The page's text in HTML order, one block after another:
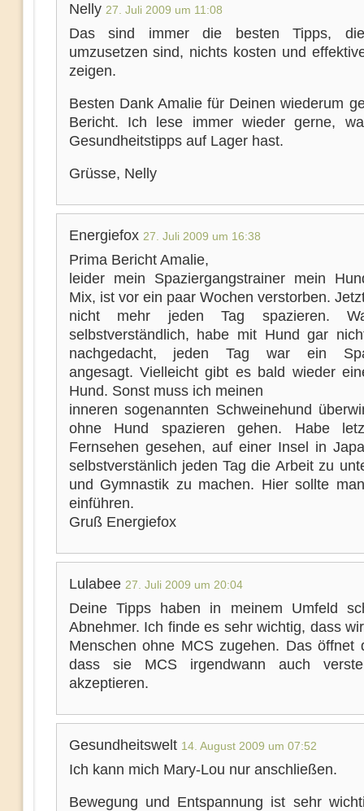
Nelly 27. Juli 2009 um 11:08
Das sind immer die besten Tipps,
umzusetzen sind, nichts kosten und
zeigen.
Besten Dank Amalie für Deinen wiederum
Bericht. Ich lese immer wieder gerne,
Gesundheitstipps auf Lager hast.
Grüsse, Nelly
Energiefox 27. Juli 2009 um 16:38
Prima Bericht Amalie,
leider mein Spaziergangstrainer mein
Mix, ist vor ein paar Wochen verstorben.
nicht mehr jeden Tag spazieren.
selbstverständlich, habe mit Hund gar
nachgedacht, jeden Tag war ein
angesagt. Vielleicht gibt es bald wieder
Hund. Sonst muss ich meinen
inneren sogenannten Schweinehund
ohne Hund spazieren gehen. Habe
Fernsehen gesehen, auf einer Insel in
selbstverstänlich jeden Tag die Arbeit zu
und Gymnastik zu machen. Hier sollte
einführen.
Gruß Energiefox
Lulabee 27. Juli 2009 um 20:04
Deine Tipps haben in meinem Umfeld
Abnehmer. Ich finde es sehr wichtig, dass
Menschen ohne MCS zugehen. Das öffnet
dass sie MCS irgendwann auch
akzeptieren.
Gesundheitswelt 14. August 2009 um 07:52
Ich kann mich Mary-Lou nur anschließen.
Bewegung und Entspannung ist sehr